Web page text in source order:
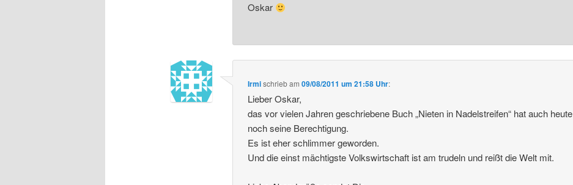
Oskar
Irmischriebam09/08/2011 um 21:58 Uhr:
Lieber Oskar,
das vor vielen Jahren geschriebene Buch „Nieten in Nadelstreifen“ hat auch heute
noch seine Berechtigung.
Es ist eher schlimmer geworden.
Und die einst mächtigste Volkswirtschaft ist am trudeln und reißt die Welt mit.